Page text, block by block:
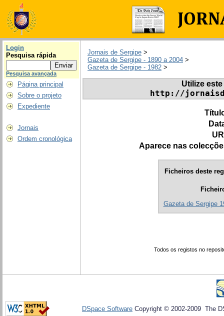
Login
Pesquisa rápida
Pesquisa avançada
Página principal
Sobre o projeto
Expediente
Jornais
Ordem cronológica
Jornais de Sergipe >
Gazeta de Sergipe - 1890 a 2004 >
Gazeta de Sergipe - 1982 >
Utilize
http://
Aparece nas
Ficheiros deste
Gazeta de Sergipe
Todos os registos no
DSpace Software Copyright © 2002-2009 The